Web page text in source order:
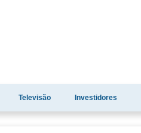
Televisão Investidores